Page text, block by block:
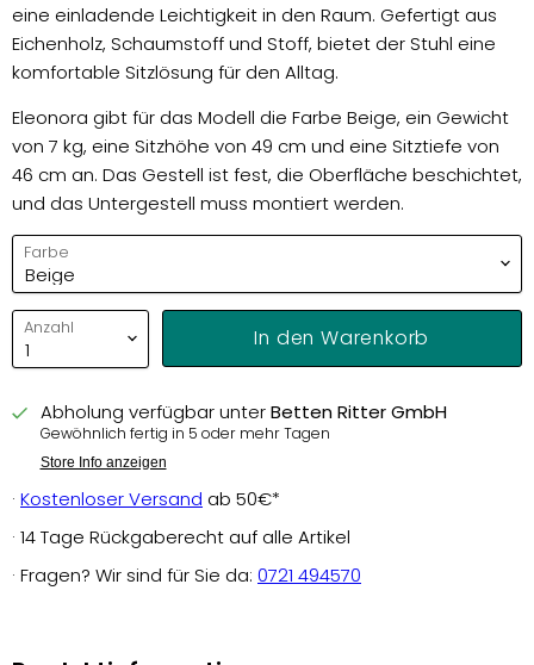
eine einladende Leichtigkeit in den Raum. Gefertigt aus
Eichenholz, Schaumstoff und Stoff, bietet der Stuhl eine
komfortable Sitzlösung für den Alltag.
Eleonora gibt für das Modell die Farbe Beige, ein Gewicht
von 7 kg, eine Sitzhöhe von 49 cm und eine Sitztiefe von
46 cm an. Das Gestell ist fest, die Oberfläche beschichtet,
und das Untergestell muss montiert werden.
Farbe
Anzahl In den Warenkorb
Abholung verfügbar unterBetten Ritter GmbH
Gewöhnlich fertig in 5 oder mehr Tagen
Store Info anzeigen
· Kostenloser Versand ab 50€*
· 14 Tage Rückgaberecht auf alle Artikel
· Fragen? Wir sind für Sie da: 0721 494570